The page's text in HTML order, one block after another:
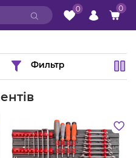
0 0
Фильтр